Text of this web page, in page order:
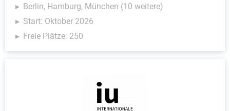
Berlin, Hamburg, München (10 weitere)
Start: Oktober 2026
Freie Plätze: 250